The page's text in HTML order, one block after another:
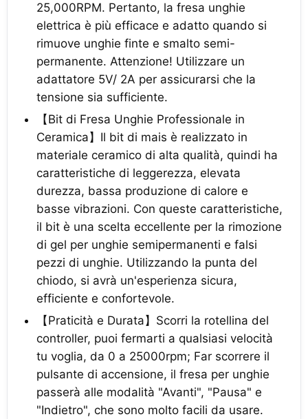
25,000RPM. Pertanto, la fresa unghie
elettrica è più efficace e adatto quando si
rimuove unghie finte e smalto semi-
permanente. Attenzione! Utilizzare un
adattatore 5V/ 2A per assicurarsi che la
tensione sia sufficiente.
【Bit di Fresa Unghie Professionale in
Ceramica】Il bit di mais è realizzato in
materiale ceramico di alta qualità, quindi ha
caratteristiche di leggerezza, elevata
durezza, bassa produzione di calore e
basse vibrazioni. Con queste caratteristiche,
il bit è una scelta eccellente per la rimozione
di gel per unghie semipermanenti e falsi
pezzi di unghie. Utilizzando la punta del
chiodo, si avrà un'esperienza sicura,
efficiente e confortevole.
【Praticità e Durata】Scorri la rotellina del
controller, puoi fermarti a qualsiasi velocità
tu voglia, da 0 a 25000rpm; Far scorrere il
pulsante di accensione, il fresa per unghie
passerà alle modalità "Avanti", "Pausa" e
"Indietro", che sono molto facili da usare.